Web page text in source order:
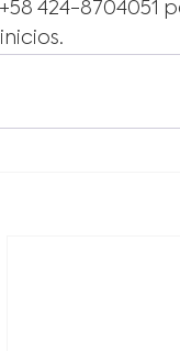
424-8704051